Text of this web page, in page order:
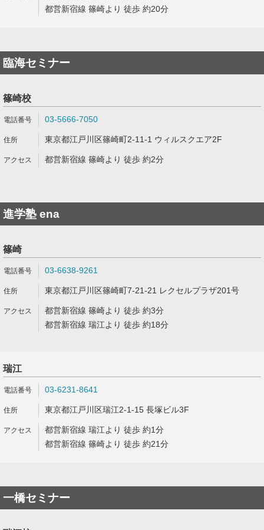
都営新宿線 篠崎より 徒歩 約20分
臨海セミナー
篠崎校
03-5666-7050
東京都江戸川区篠崎町2-11-1 ウィルスクエア2F
都営新宿線 篠崎より 徒歩 約2分
進学塾 ena
篠崎
03-6638-9261
東京都江戸川区篠崎町7-21-21 レクセルプラザ201号
都営新宿線 篠崎より 徒歩 約3分
都営新宿線 瑞江より 徒歩 約18分
瑞江
03-6231-8641
東京都江戸川区瑞江2-1-15 長塚ビル3F
都営新宿線 瑞江より 徒歩 約1分
都営新宿線 篠崎より 徒歩 約21分
一橋セミナー